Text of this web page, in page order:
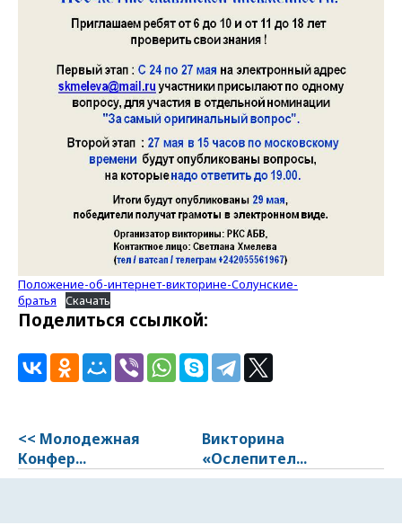
Положение-об-интернет-викторине-Солунские-
братья
Скачать
Поделиться ссылкой:
<< Молодежнaя
Конфер...
Викторина
«Ослепител...